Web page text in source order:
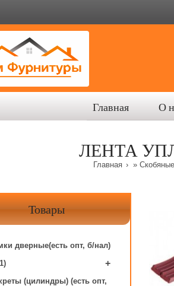
Главная О
ЛЕНТА
Главная »
Товары
дверные(есть опт, б/нал)
+
(цилиндры) (есть опт,